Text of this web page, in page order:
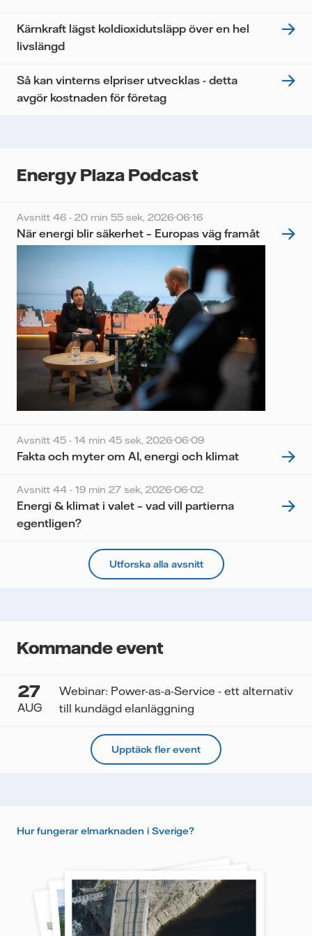
Kärnkraft lägst koldioxidutsläpp över en hel
livslängd
Så kan vinterns elpriser utvecklas - detta
avgör kostnaden för företag
Energy Plaza Podcast
Avsnitt 46 - 20 min 55 sek, 2026-06-16
När energi blir säkerhet – Europas väg framåt
Avsnitt 45 - 14 min 45 sek, 2026-06-09
Fakta och myter om AI, energi och klimat
Avsnitt 44 - 19 min 27 sek, 2026-06-02
Energi & klimat i valet – vad vill partierna
egentligen?
Utforska alla avsnitt
Kommande event
27
AUG
Webinar: Power-as-a-Service - ett alternativ
till kundägd elanläggning
Upptäck fler event
Hur fungerar elmarknaden i Sverige?